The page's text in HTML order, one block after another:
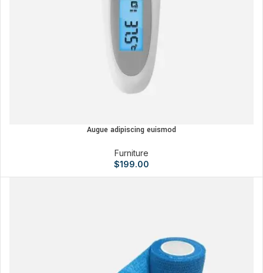
Augue adipiscing euismod
Furniture
$199.00